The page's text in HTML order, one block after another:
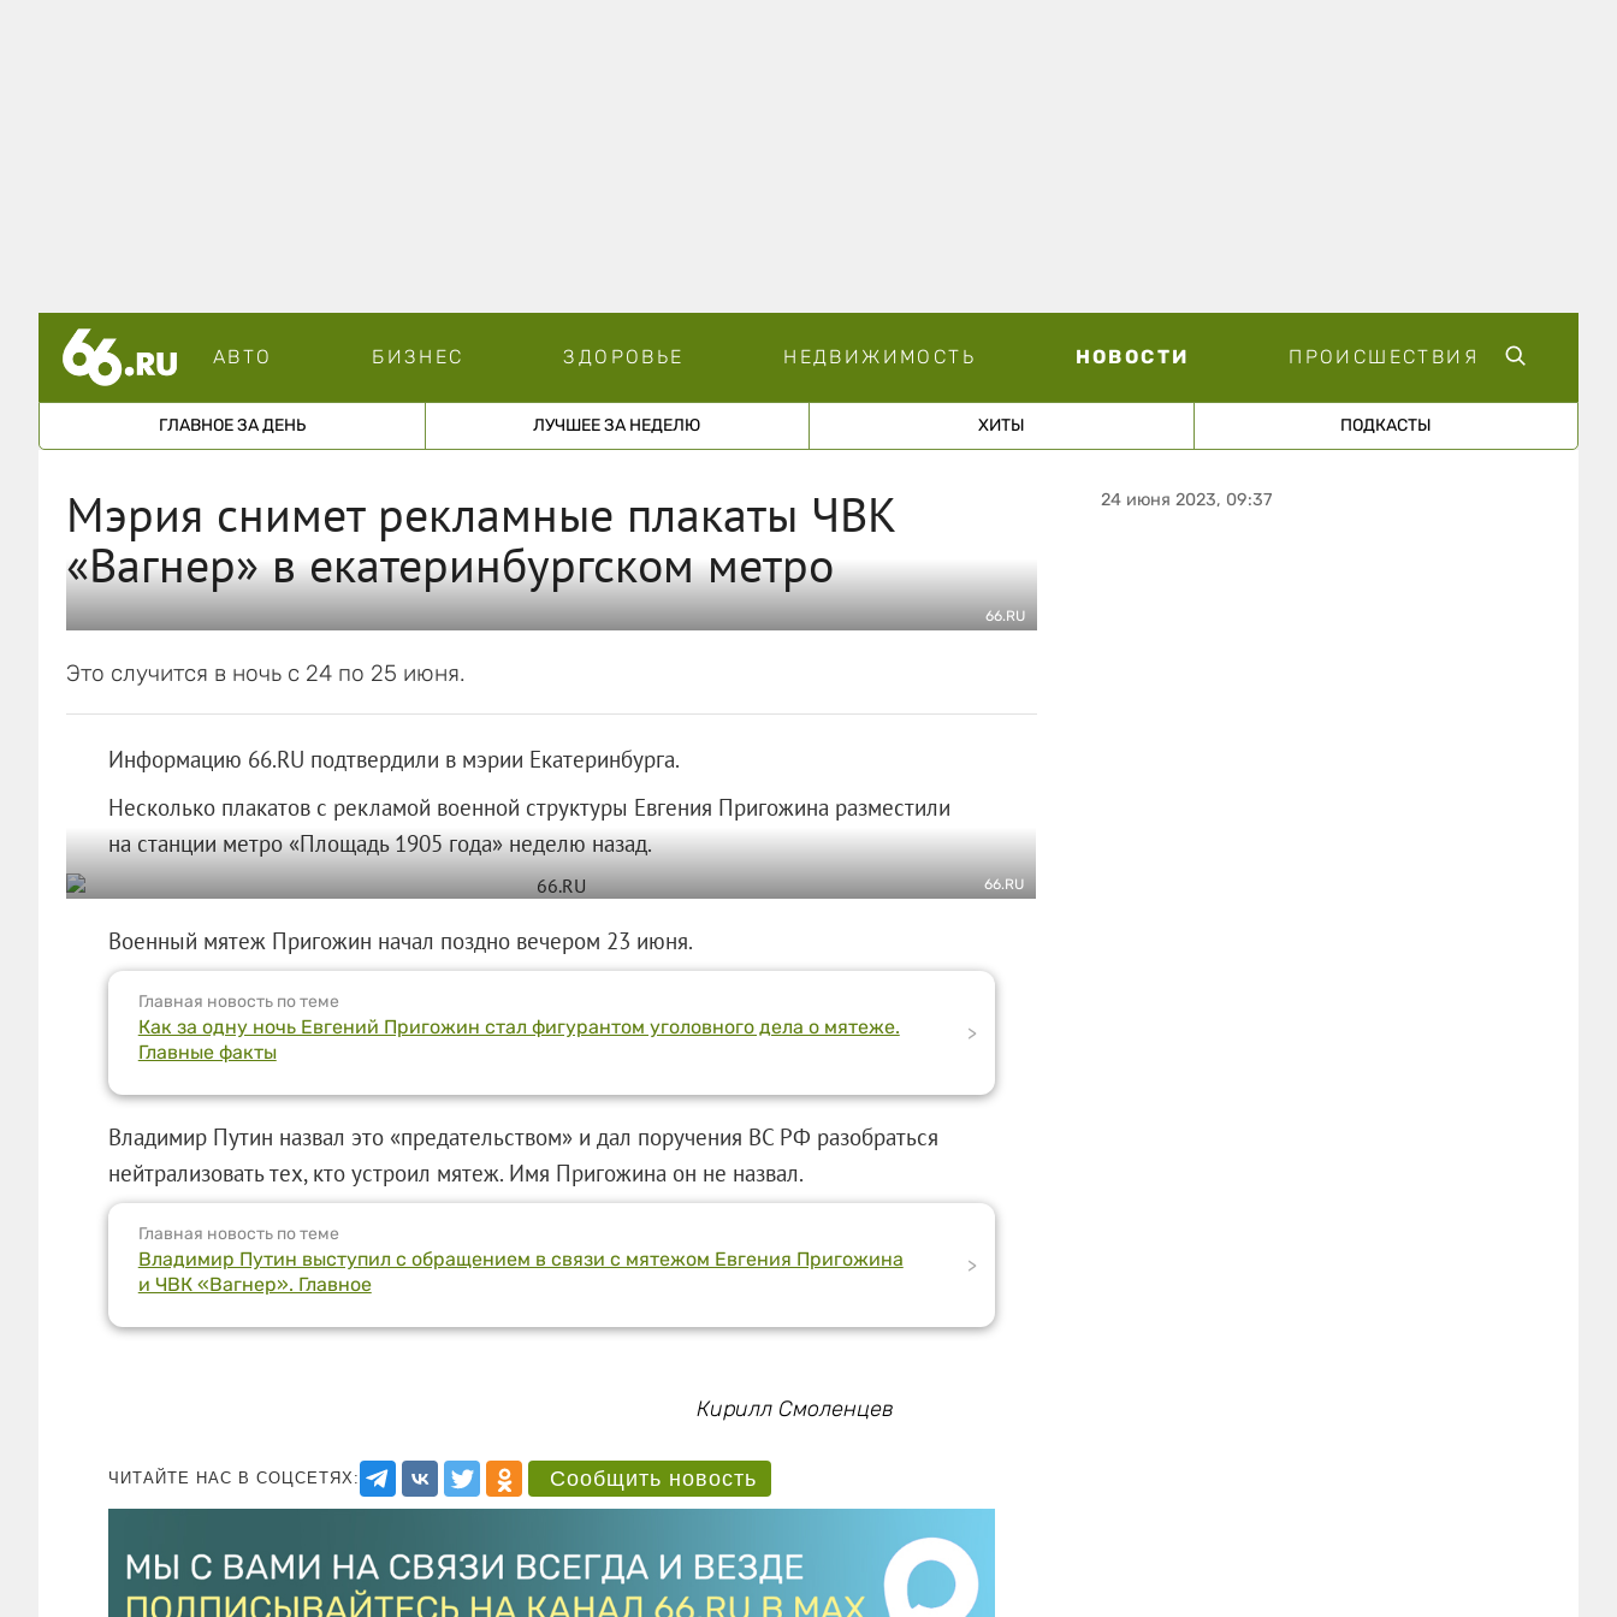
АВТО БИЗНЕС ЗДОРОВЬЕ НЕДВИЖИМОСТЬ НОВОСТИ ПРОИСШЕСТВИЯ
ГЛАВНОЕ ЗА ДЕНЬ ЛУЧШЕЕ ЗА НЕДЕЛЮ ХИТЫ ПОДКАСТЫ
Мэрия снимет рекламные плакаты ЧВК
«Вагнер» в екатеринбургском метро
66.RU
Это случится в ночь с 24 по 25 июня.
Информацию 66.RU подтвердили в мэрии Екатеринбурга.
Несколько плакатов с рекламой военной структуры Евгения Пригожина разместили
на станции метро «Площадь 1905 года» неделю назад.
66.RU
Военный мятеж Пригожин начал поздно вечером 23 июня.
Главная новость по теме
Как за одну ночь Евгений Пригожин стал фигурантом уголовного дела о мятеже.
Главные факты
>
Владимир Путин назвал это «предательством» и дал поручения ВС РФ разобраться
нейтрализовать тех, кто устроил мятеж. Имя Пригожина он не назвал.
Главная новость по теме
Владимир Путин выступил с обращением в связи с мятежом Евгения Пригожина
и ЧВК «Вагнер». Главное
>
Кирилл Смоленцев
ЧИТАЙТЕ НАС В СОЦСЕТЯХ: Сообщить новость
24 июня 2023, 09:37